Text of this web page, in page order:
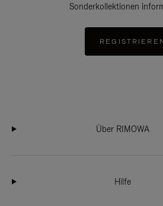
Sonderkollektionen
Über RIMOWA
Hilfe